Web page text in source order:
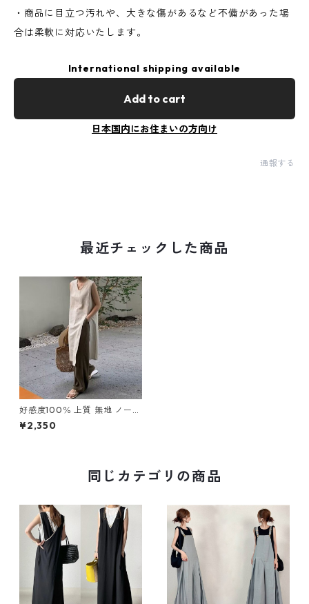
・商品に目立つ汚れや、大きな傷があるなど不備があった場
合は柔軟に対応いたします。
International shipping available
Add to cart
日本国内にお住まいの方向け
通報する
最近チェックした商品
好感度100％ 上質 無地 ノース
リーブ Vネック ワンピース m
-761
¥2,350
同じカテゴリの商品